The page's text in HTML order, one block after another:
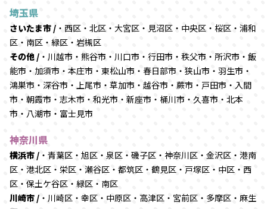
埼玉県
さいたま市 / ・西区・北区・大宮区・見沼区・中央区・桜区・浦和
区・南区・緑区・岩槻区
その他 / ・川越市・熊谷市・川口市・行田市・秩父市・所沢市・飯
能市・加須市・本庄市・東松山市・春日部市・狭山市・羽生市・
鴻巣市・深谷市・上尾市・草加市・越谷市・蕨市・戸田市・入間
市・朝霞市・志木市・和光市・新座市・桶川市・久喜市・北本
市・八潮市・富士見市
神奈川県
横浜市 / ・青葉区・旭区・泉区・磯子区・神奈川区・金沢区・港南
区・港北区・栄区・瀬谷区・都筑区・鶴見区・戸塚区・中区・西
区・保土ケ谷区・緑区・南区
川崎市 / ・川崎区・幸区・中原区・高津区・宮前区・多摩区・麻生